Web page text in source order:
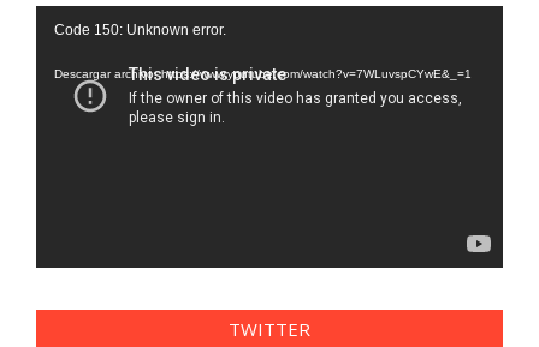
Reproductor
vídeo
Code 150: Unknown error.
Descargar archivo: https://www.youtube.com/watch?v=7WLuvspCYwE&_=1
TWITTER